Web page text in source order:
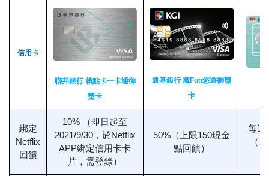
信用卡
聯邦銀行 賴點卡一卡通御
璽卡
凱基銀行 魔Fun悠遊御璽
卡
綁定
Netflix
回饋
10% （即日起至
2021/9/30，於Netflix
APP綁定信用卡卡
片，需登錄）
50%（上限150現金
點回饋）
每週
（